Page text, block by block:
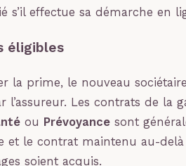
s’il effectue sa démarche en
éligibles
la prime, le nouveau
l’assureur. Les contrats de la
ou Prévoyance sont
et le contrat maintenu au-
soient acquis.